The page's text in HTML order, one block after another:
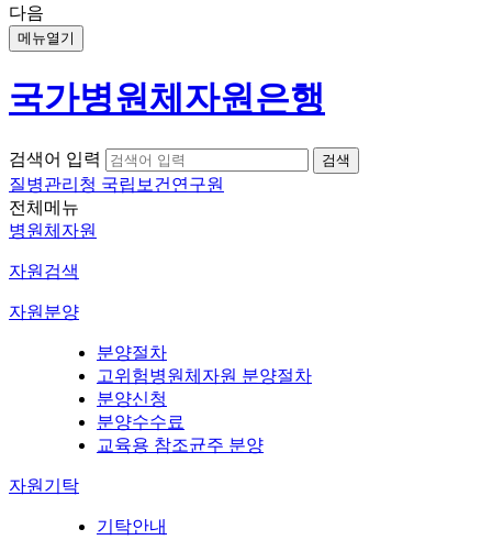
다음
메뉴열기
국가병원체자원은행
검색어 입력
질병관리청 국립보건연구원
전체메뉴
병원체자원
자원검색
자원분양
분양절차
고위험병원체자원 분양절차
분양신청
분양수수료
교육용 참조균주 분양
자원기탁
기탁안내